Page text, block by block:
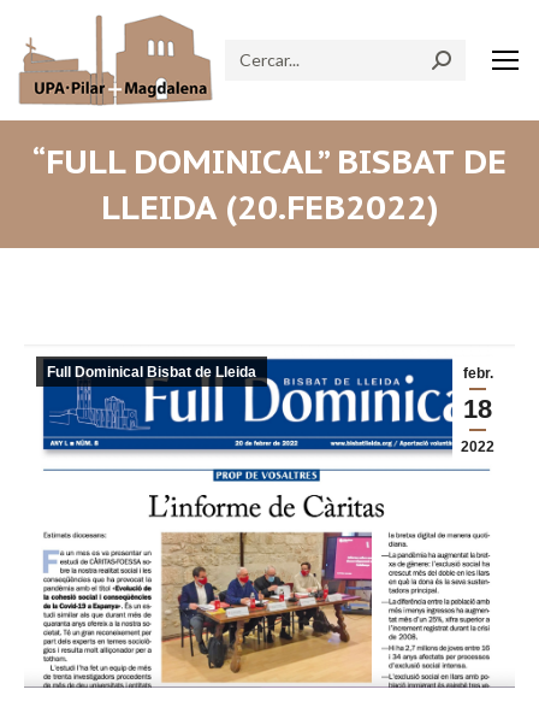
Search:
“FULL DOMINICAL” BISBAT DE
LLEIDA (20.FEB2022)
febr.
18
2022
Full Dominical Bisbat de Lleida